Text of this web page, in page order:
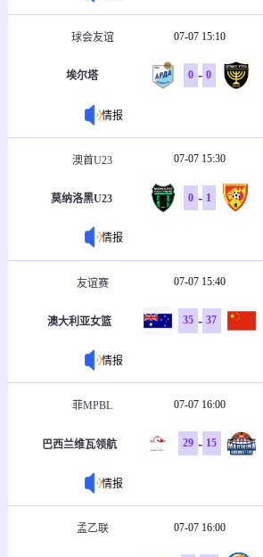
球会友谊 07-07 15:10
埃尔塔 0 - 0
情报
澳首U23 07-07 15:30
莫纳洛黑U23 0 - 1
情报
友谊赛 07-07 15:40
澳大利亚女篮 35 - 37
情报
菲MPBL 07-07 16:00
巴西兰维瓦领航 29 - 15
情报
孟乙联 07-07 16:00